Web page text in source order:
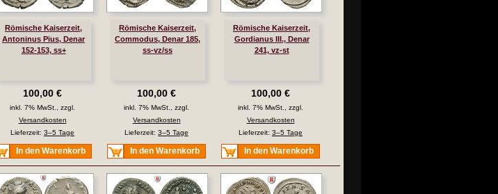
Römische Kaiserzeit,
Antoninus Pius, Denar
152-153, ss+
100,00 €
inkl. 7% MwSt., zzgl.
Versandkosten
Lieferzeit: 3–5 Tage
In den Warenkorb
Römische Kaiserzeit,
Commodus, Denar 185,
ss-vz/ss
100,00 €
inkl. 7% MwSt., zzgl.
Versandkosten
Lieferzeit: 3–5 Tage
In den Warenkorb
Römische Kaiserzeit,
Gordianus III., Denar
241, vz-st
100,00 €
inkl. 7% MwSt., zzgl.
Versandkosten
Lieferzeit: 3–5 Tage
In den Warenkorb